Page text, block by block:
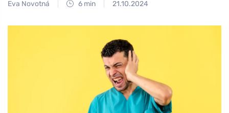
Eva Novotná 6 min 21.10.2024